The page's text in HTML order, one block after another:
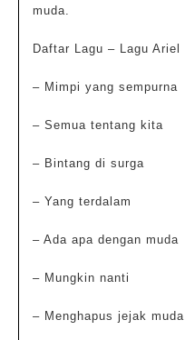
muda.
Daftar Lagu – Lagu Ariel
– Mimpi yang sempurna
– Semua tentang kita
– Bintang di surga
– Yang terdalam
– Ada apa dengan muda
– Mungkin nanti
– Menghapus jejak muda